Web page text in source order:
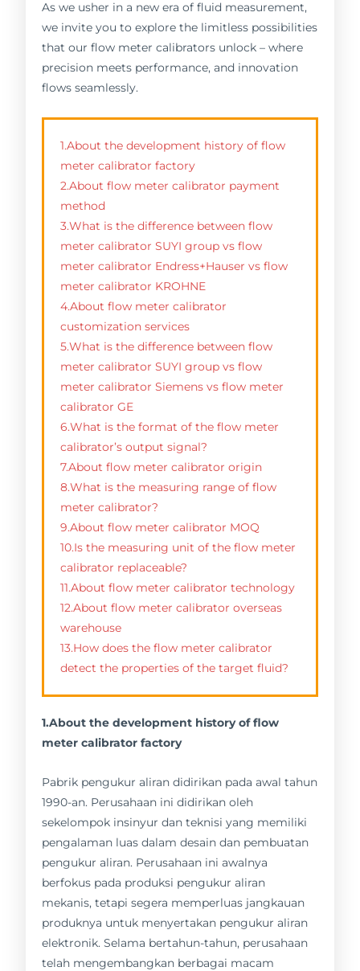
As we usher in a new era of fluid measurement,
we invite you to explore the limitless possibilities
that our flow meter calibrators unlock – where
precision meets performance, and innovation
flows seamlessly.
1.About the development history of flow
meter calibrator factory
2.About flow meter calibrator payment
method
3.What is the difference between flow
meter calibrator SUYI group vs flow
meter calibrator Endress+Hauser vs flow
meter calibrator KROHNE
4.About flow meter calibrator
customization services
5.What is the difference between flow
meter calibrator SUYI group vs flow
meter calibrator Siemens vs flow meter
calibrator GE
6.What is the format of the flow meter
calibrator’s output signal?
7.About flow meter calibrator origin
8.What is the measuring range of flow
meter calibrator?
9.About flow meter calibrator MOQ
10.Is the measuring unit of the flow meter
calibrator replaceable?
11.About flow meter calibrator technology
12.About flow meter calibrator overseas
warehouse
13.How does the flow meter calibrator
detect the properties of the target fluid?
1.About the development history of flow
meter calibrator factory
Pabrik pengukur aliran didirikan pada awal tahun
1990-an. Perusahaan ini didirikan oleh
sekelompok insinyur dan teknisi yang memiliki
pengalaman luas dalam desain dan pembuatan
pengukur aliran. Perusahaan ini awalnya
berfokus pada produksi pengukur aliran
mekanis, tetapi segera memperluas jangkauan
produknya untuk menyertakan pengukur aliran
elektronik. Selama bertahun-tahun, perusahaan
telah mengembangkan berbagai macam